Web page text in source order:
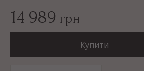
14 989 грн
Купити